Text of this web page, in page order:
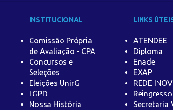
INSTITUCIONAL
Comissão Própria
de Avaliação - CPA
Concursos e
Seleções
Eleições UnirG
LGPD
Nossa História
LINKS
ATENDEE
Diploma
Enade
EXAP
REDE
Reingresso
Secretaria